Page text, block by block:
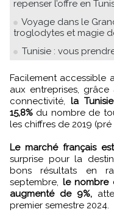
repenser l’offre en
Voyage dans le
troglodytes et magie
Tunisie : vous
Facilement accessible aux familles, aux jeunes, mais aussi
aux entreprises,
connectivité, la
15,8% du nombre de
les chiffres de 2019
Le marché français
surprise pour la
bons résultats en
septembre, le nombre
augmenté de 9%,
premier semestre 2024.